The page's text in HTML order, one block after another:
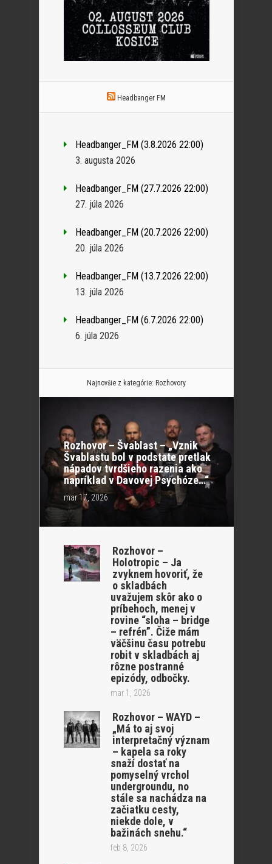
Headbanger FM
Headbanger_FM (3.8.2026 22:00)
3. augusta 2026
Headbanger_FM (27.7.2026 22:00)
27. júla 2026
Headbanger_FM (20.7.2026 22:00)
20. júla 2026
Headbanger_FM (13.7.2026 22:00)
13. júla 2026
Headbanger_FM (6.7.2026 22:00)
6. júla 2026
Najnovšie z kategórie: Rozhovory
Rozhovor – Švablast – „Vznik
Švablastu bol v podstate pretlak
nápadov tvrdšieho razenia ako
napríklad v Davovej Psychóze…“
mar 17, 2026
Rozhovor –
Holotropic – Ja
zvyknem hovoriť, že
o skladbách
uvažujem skôr ako o
príbehoch, menej v
rovine “sloha – bridge
– refrén”. Čiže mám
väčšinu času potrebu
robit v skladbách aj
rôzne postranné
epizódy, odbočky.
mar 1, 2026
Rozhovor – WAYD –
„Má to aj svoj
interpretačný význam
– kapela sa roky
snaží dostať na
pomyselný vrchol
undergroundu, no
stále sa nachádza na
začiatku cesty,
niekde dole, v
bažinách snehu.“
feb 8, 2026